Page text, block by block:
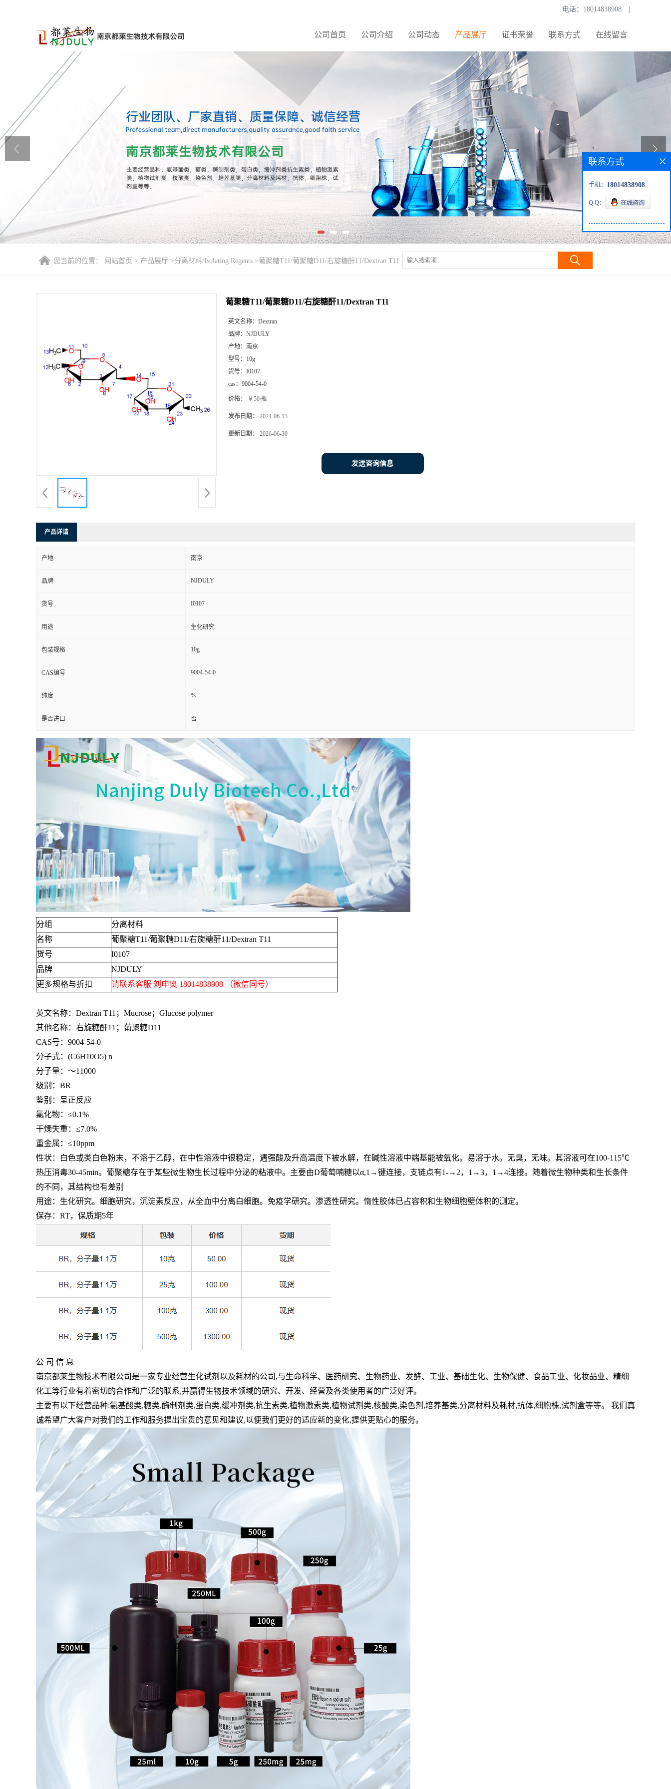
电话： 18014838908
公司首页 公司介绍 公司动态 产品展厅 证书荣誉 联系方式 在线留言
公司首页
产品展厅
证书荣誉
联系方式
您当前的位置： 网站首页 > 产品展厅 >分离材料/Isolating Regents >葡聚糖T11/葡聚糖D11/右旋糖酐11/Dextran T11
葡聚糖T11/葡聚糖D11/右旋糖酐11/Dextran T11
英文名称： Dextran
品牌： NJDULY
产地： 南京
型号： 10g
货号： I0107
cas： 9004-54-0
价格： ￥50/瓶
发布日期： 2024-06-13
更新日期： 2026-06-30
发送咨询信息
产品详请
产地 南京
品牌 NJDULY
货号 I0107
用途 生化研究
包装规格 10g
CAS编号 9004-54-0
纯度 %
是否进口 否
分组
分离材料
名称
葡聚糖T11/葡聚糖D11/右旋糖酐11/Dextran T11
货号
I0107
品牌
NJDULY
更多规格与折扣
请联系客服 刘申奥 18014838908 （微信同号）
英文名称： Dextran T11 ； Mucrose； Glucose polymer
其他名称：右旋糖酐11 ；葡聚糖D11
CAS号： 9004-54-0
分子式： (C6H10O5) n
分子量：～11000
级别： BR
鉴别：呈正反应
氯化物：≤0.1%
干燥失重：≤7.0%
重金属：≤10ppm
性状：白色或类白色粉末，不溶于乙醇，在中性溶液中很稳定，遇强酸及升高温度下被水解，在碱性溶液中端基能被氧化。易溶于水。无臭，无味。其溶液可在100-115℃
热压消毒30-45min。葡聚糖存在于某些微生物生长过程中分泌的粘液中。主要由D葡萄喃糖以α,1→键连接，支链点有1-→2， 1→3， 1→4连接。随着微生物种类和生长条件
的不同，其结构也有差别
用途：生化研究。细胞研究，沉淀素反应，从全血中分离白细胞。免疫学研究。渗透性研究。惰性胶体已占容积和生物细胞壁体积的测定。
保存： RT，保质期5年
公 司 信 息
南京都莱生物技术有限公司是一家专业经营生化试剂以及耗材的公司 ,与生命科学、医药研究、生物药业、发酵、工业、基础生化、生物保健、食品工业、化妆品业、精细
化工等行业有着密切的合作和广泛的联系,并赢得生物技术领域的研究、开发、经营及各类使用者的广泛好评。
主要有以下经营品种:氨基酸类,糖类,酶制剂类,蛋白类,缓冲剂类,抗生素类,植物激素类,植物试剂类,核酸类,染色剂 ,培养基类,分离材料及耗材,抗体,细胞株,试剂盒等等。 我们真
诚希望广大客户对我们的工作和服务提出宝贵的意见和建议,以便我们更好的适应新的变化,提供更贴心的服务。
联系方式
手机： 18014838908
Q Q：